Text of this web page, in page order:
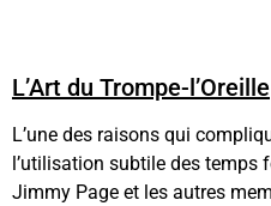
L’Art du Trompe-l’Oreille
L’une des raisons qui
l’utilisation subtile des temps
Jimmy Page et les autres